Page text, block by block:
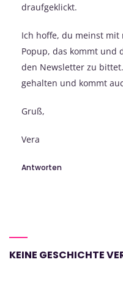
draufgeklickt.
Ich hoffe, du meinst
Popup, das kommt und
den Newsletter zu
gehalten und kommt
Gruß,
Vera
Antworten
KEINE GESCHICHTE